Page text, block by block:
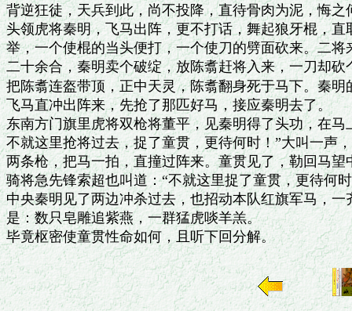
背逆狂徒，天兵到此，尚不投降，直待骨肉为泥，悔之
头领虎将秦明，飞马出阵，更不打话，舞起狼牙棍，
举，一个使棍的当头便打，一个使刀的劈面砍来。二
二十余合，秦明卖个破绽，放陈翥赶将入来，一刀却
把陈翥连盔带顶，正中天灵，陈翥翻身死于马下。秦
飞马直冲出阵来，先抢了那匹好马，接应秦明去了。
东南方门旗里虎将双枪将董平，见秦明得了头功，在马
不就这里抢将过去，捉了童贯，更待何时！”大叫一声
两条枪，把马一拍，直撞过阵来。童贯见了，勒回马
骑将急先锋索超也叫道：“不就这里捉了童贯，更待何
中央秦明见了两边冲杀过去，也招动本队红旗军马，
是：数只皂雕追紫燕，一群猛虎啖羊羔。